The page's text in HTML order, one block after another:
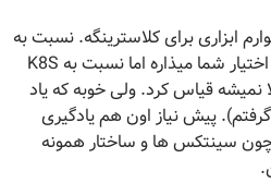
ابزاری برای کلاسترینگه. نسبت به
داکر کمپوز امکانات بیشتری در اختیار شما میذاره اما نسبت به K8S
نمیشه قیاس کرد. ولی خوبه که یاد
پیش نیاز اون هم یادگیری
سینتکس ها و ساختار همونه